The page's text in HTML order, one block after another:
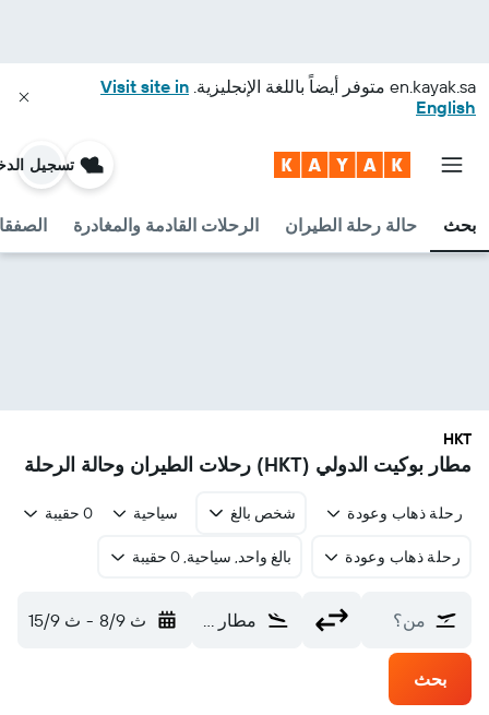
en.kayak.sa متوفر أيضاً باللغة الإنجليزية. Visit site in
English
بحث حالة رحلة الطيران الرحلات القادمة والمغادرة
تسجيل
HKT
مطار بوكيت الدولي (HKT) رحلات الطيران وحالة الرحلة
رحلة ذهاب وعودة شخص بالغ سياحية 0 حقيبة
رحلة ذهاب وعودة بالغ واحد, سياحية, 0 حقيبة
من؟ مطار بوكيت الدولي (HKT) ث 8/9 - ث 15/9
بحث